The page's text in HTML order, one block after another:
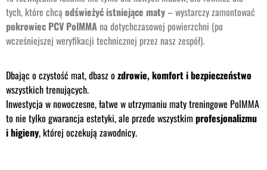
tych, które chcą odświeżyć istniejące maty– wystarczy zamontować
pokrowiec PCV PolMMA na dotychczasowej powierzchni (po
wcześniejszej weryfikacji technicznej przez nasz zespół).
Dbając o czystość mat, dbasz ozdrowie, komfort i bezpieczeństwo
wszystkich trenujących.
Inwestycja w nowoczesne, łatwe w utrzymaniu maty treningowe PolMMA
to nie tylko gwarancja estetyki, ale przede wszystkim profesjonalizmu
i higieny, której oczekują zawodnicy.